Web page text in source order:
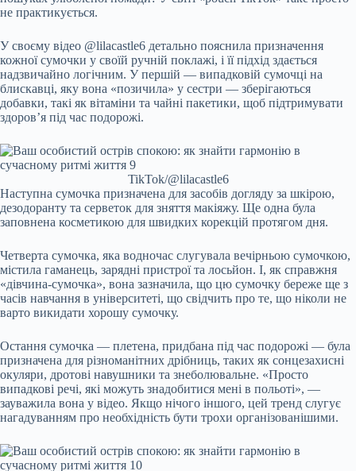
не практикується.
У своєму відео @lilacastle6 детально пояснила призначення
кожної сумочки у своїй ручній поклажі, і її підхід здається
надзвичайно логічним. У першій — випадковій сумочці на
блискавці, яку вона «позичила» у сестри — зберігаються
добавки, такі як вітаміни та чайні пакетики, щоб підтримувати
здоров’я під час подорожі.
TikTok/@lilacastle6
Наступна сумочка призначена для засобів догляду за шкірою,
дезодоранту та серветок для зняття макіяжу. Ще одна була
заповнена косметикою для швидких корекцій протягом дня.
Четверта сумочка, яка водночас слугувала вечірньою сумочкою,
містила гаманець, зарядні пристрої та лосьйон. І, як справжня
«дівчина-сумочка», вона зазначила, що цю сумочку береже ще з
часів навчання в університеті, що свідчить про те, що ніколи не
варто викидати хорошу сумочку.
Остання сумочка — плетена, придбана під час подорожі — була
призначена для різноманітних дрібниць, таких як сонцезахисні
окуляри, дротові навушники та знеболювальне. «Просто
випадкові речі, які можуть знадобитися мені в польоті», —
зауважила вона у відео. Якщо нічого іншого, цей тренд слугує
нагадуванням про необхідність бути трохи організованішими.